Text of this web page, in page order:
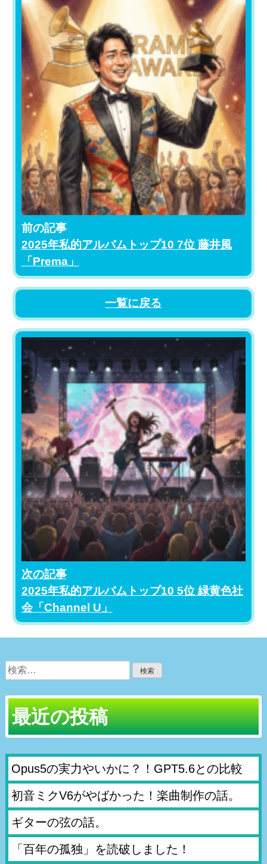
前の記事
2025年私的アルバムトップ10 7位 藤井風
「Prema」
一覧に戻る
次の記事
2025年私的アルバムトップ10 5位 緑黄色社
会「Channel U」
検
索:
最近の投稿
Opus5の実力やいかに？！GPT5.6との比較
初音ミクV6がやばかった！楽曲制作の話。
ギターの弦の話。
「百年の孤独」を読破しました！